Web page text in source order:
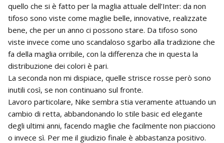
quello che si è fatto per la maglia attuale dell’Inter: da non
tifoso sono viste come maglie belle, innovative, realizzate
bene, che per un anno ci possono stare. Da tifoso sono
viste invece come uno scandaloso sgarbo alla tradizione che
fa della maglia orribile, con la differenza che in questa la
distribuzione dei colori è pari.
La seconda non mi dispiace, quelle strisce rosse però sono
inutili così, se non continuano sul fronte.
Lavoro particolare, Nike sembra stia veramente attuando un
cambio di retta, abbandonando lo stile basic ed elegante
degli ultimi anni, facendo maglie che facilmente non piacciono
o invece sì. Per me il giudizio finale è abbastanza positivo.